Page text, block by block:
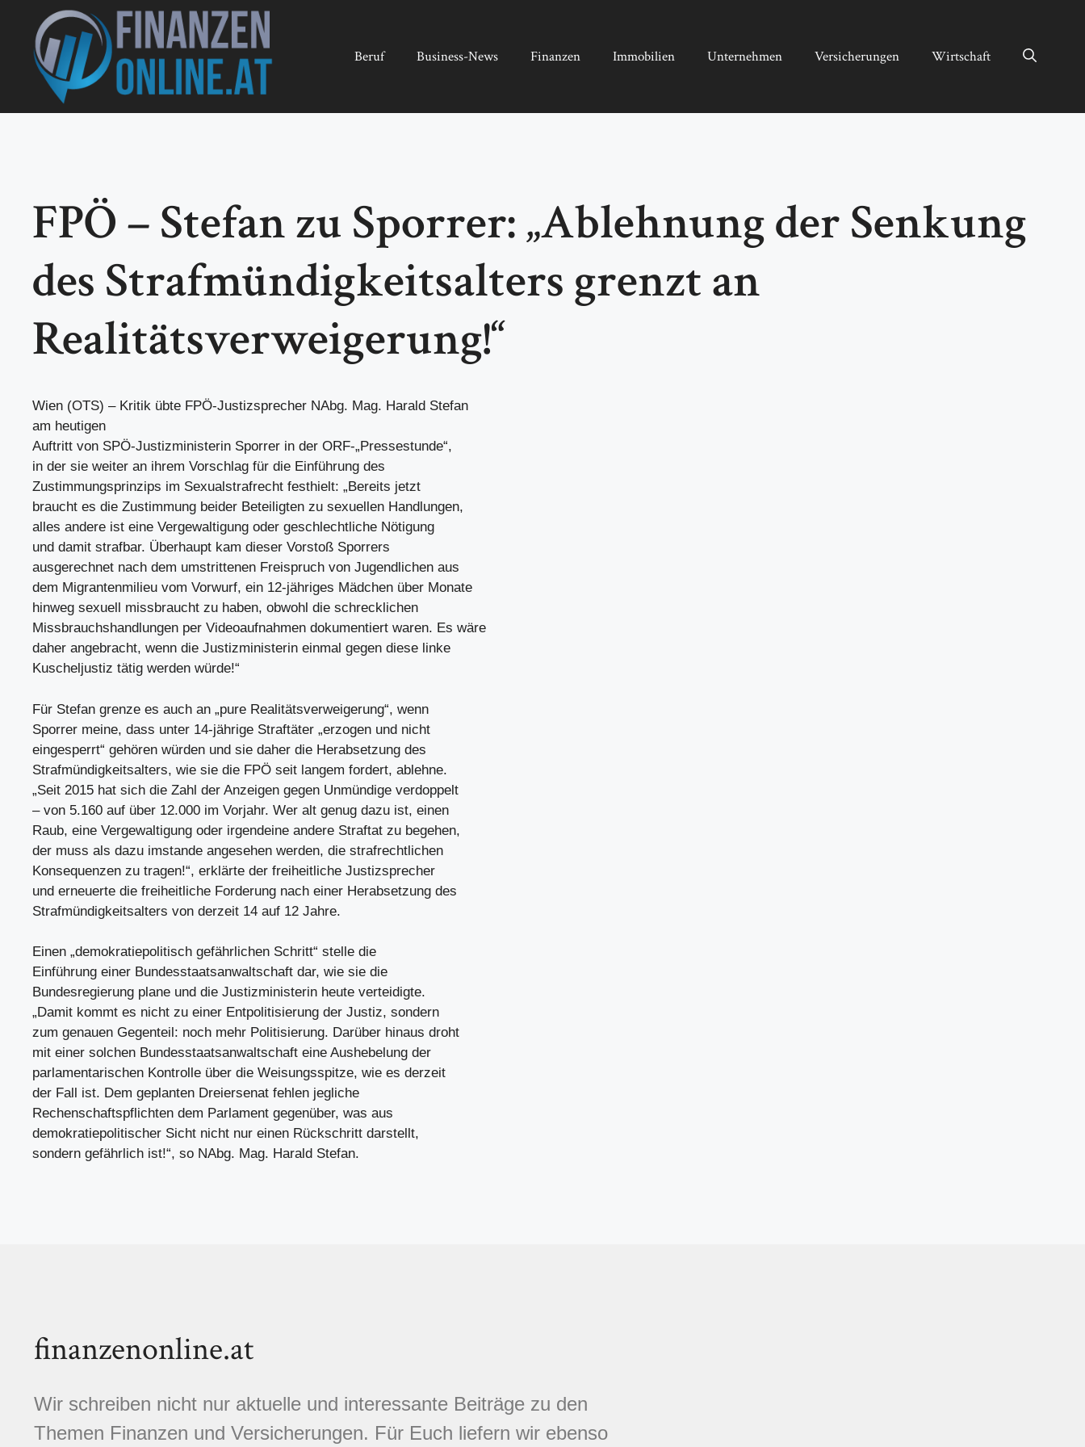
springen
Beruf Business-News Finanzen Immobilien Unternehmen Versicherungen Wirtschaft
FPÖ – Stefan zu Sporrer: „Ablehnung der Senkung
des Strafmündigkeitsalters grenzt an
Realitätsverweigerung!“
Wien (OTS) – Kritik übte FPÖ-Justizsprecher NAbg. Mag. Harald Stefan
am heutigen
Auftritt von SPÖ-Justizministerin Sporrer in der ORF-„Pressestunde“,
in der sie weiter an ihrem Vorschlag für die Einführung des
Zustimmungsprinzips im Sexualstrafrecht festhielt: „Bereits jetzt
braucht es die Zustimmung beider Beteiligten zu sexuellen Handlungen,
alles andere ist eine Vergewaltigung oder geschlechtliche Nötigung
und damit strafbar. Überhaupt kam dieser Vorstoß Sporrers
ausgerechnet nach dem umstrittenen Freispruch von Jugendlichen aus
dem Migrantenmilieu vom Vorwurf, ein 12-jähriges Mädchen über Monate
hinweg sexuell missbraucht zu haben, obwohl die schrecklichen
Missbrauchshandlungen per Videoaufnahmen dokumentiert waren. Es wäre
daher angebracht, wenn die Justizministerin einmal gegen diese linke
Kuscheljustiz tätig werden würde!“
Für Stefan grenze es auch an „pure Realitätsverweigerung“, wenn
Sporrer meine, dass unter 14-jährige Straftäter „erzogen und nicht
eingesperrt“ gehören würden und sie daher die Herabsetzung des
Strafmündigkeitsalters, wie sie die FPÖ seit langem fordert, ablehne.
„Seit 2015 hat sich die Zahl der Anzeigen gegen Unmündige verdoppelt
– von 5.160 auf über 12.000 im Vorjahr. Wer alt genug dazu ist, einen
Raub, eine Vergewaltigung oder irgendeine andere Straftat zu begehen,
der muss als dazu imstande angesehen werden, die strafrechtlichen
Konsequenzen zu tragen!“, erklärte der freiheitliche Justizsprecher
und erneuerte die freiheitliche Forderung nach einer Herabsetzung des
Strafmündigkeitsalters von derzeit 14 auf 12 Jahre.
Einen „demokratiepolitisch gefährlichen Schritt“ stelle die
Einführung einer Bundesstaatsanwaltschaft dar, wie sie die
Bundesregierung plane und die Justizministerin heute verteidigte.
„Damit kommt es nicht zu einer Entpolitisierung der Justiz, sondern
zum genauen Gegenteil: noch mehr Politisierung. Darüber hinaus droht
mit einer solchen Bundesstaatsanwaltschaft eine Aushebelung der
parlamentarischen Kontrolle über die Weisungsspitze, wie es derzeit
der Fall ist. Dem geplanten Dreiersenat fehlen jegliche
Rechenschaftspflichten dem Parlament gegenüber, was aus
demokratiepolitischer Sicht nicht nur einen Rückschritt darstellt,
sondern gefährlich ist!“, so NAbg. Mag. Harald Stefan.
finanzenonline.at
Wir schreiben nicht nur aktuelle und interessante Beiträge zu den
Themen Finanzen und Versicherungen. Für Euch liefern wir ebenso